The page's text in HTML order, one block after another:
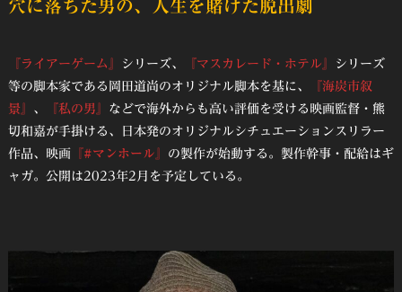
⽳に落ちた男の、⼈⽣を賭けた脱出劇
『ライアーゲーム』 シリーズ、 『マスカレード・ホテル』
シリーズ
等の脚本家である岡田道尚のオリジナル脚本を基に、
『海炭市叙
景』 、 『私の男』 などで海外からも高い評価を受ける映画監督・熊
切和嘉が手掛ける、日本発のオリジナルシチュエーションスリラー
作品、映画『#マンホール』 の製作が始動する。製作幹事・配給はギ
ャガ。公開は2023年2月を予定している。